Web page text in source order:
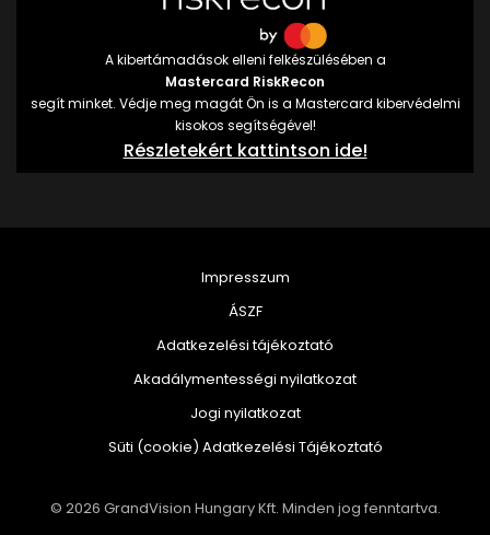
A kibertámadások elleni felkészülésében a
Mastercard RiskRecon
segít minket. Védje meg magát Ön is a Mastercard kibervédelmi
kisokos segítségével!
Részletekért kattintson ide!
© 2026 GrandVision Hungary Kft. Minden jog fenntartva.
Impresszum
ÁSZF
Adatkezelési tájékoztató
Akadálymentességi nyilatkozat
Jogi nyilatkozat
Süti (cookie) Adatkezelési Tájékoztató